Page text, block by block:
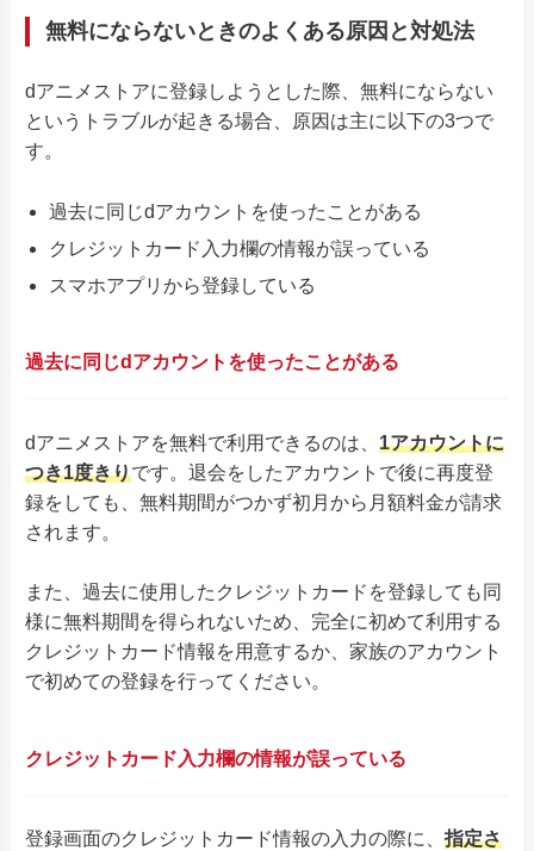
無料にならないときのよくある原因と対処法
dアニメストアに登録しようとした際、無料にならない
というトラブルが起きる場合、原因は主に以下の3つで
す。
過去に同じdアカウントを使ったことがある
クレジットカード入力欄の情報が誤っている
スマホアプリから登録している
過去に同じdアカウントを使ったことがある
dアニメストアを無料で利用できるのは、 1アカウントに
つき1度きりです。退会をしたアカウントで後に再度登
録をしても、無料期間がつかず初月から月額料金が請求
されます。
また、過去に使用したクレジットカードを登録しても同
様に無料期間を得られないため、完全に初めて利用する
クレジットカード情報を用意するか、家族のアカウント
で初めての登録を行ってください。
クレジットカード入力欄の情報が誤っている
登録画面のクレジットカード情報の入力の際に、 指定さ